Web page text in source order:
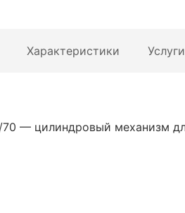
Характеристики Услуги
70 — цилиндровый механизм